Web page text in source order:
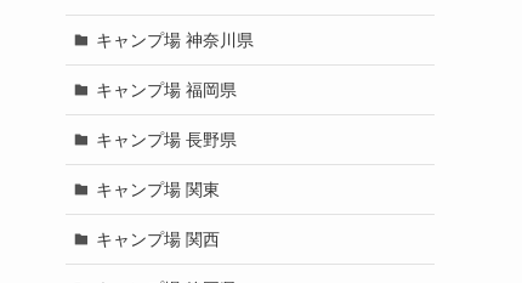
キャンプ場 神奈川県
キャンプ場 福岡県
キャンプ場 長野県
キャンプ場 関東
キャンプ場 関西